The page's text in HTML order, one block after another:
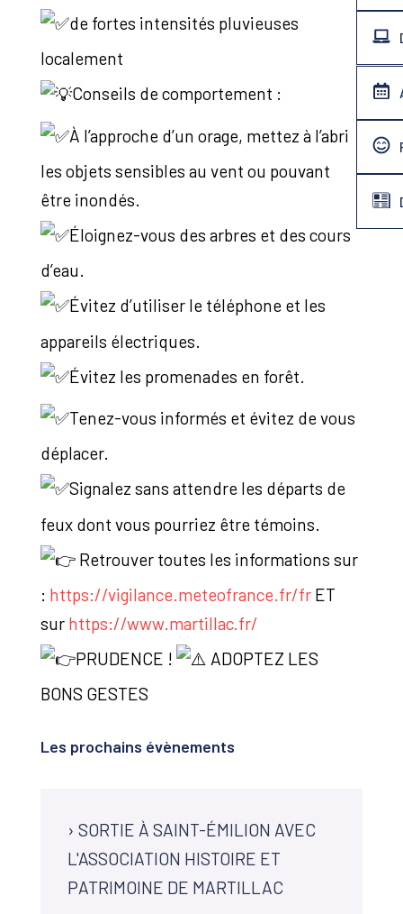
de fortes intensités pluvieuses
localement
Conseils de comportement :
À l’approche d’un orage, mettez à l’abri
les objets sensibles au vent ou pouvant
être inondés.
Éloignez-vous des arbres et des cours
d’eau.
Évitez d’utiliser le téléphone et les
appareils électriques.
Évitez les promenades en forêt.
Tenez-vous informés et évitez de vous
déplacer.
Signalez sans attendre les départs de
feux dont vous pourriez être témoins.
Retrouver toutes les informations sur
: https://vigilance.meteofrance.fr/frET
sur https://www.martillac.fr/
PRUDENCE !
ADOPTEZ LES
BONS GESTES
Les prochains évènements
› SORTIE À SAINT-ÉMILION AVEC
L'ASSOCIATION HISTOIRE ET
PATRIMOINE DE MARTILLAC